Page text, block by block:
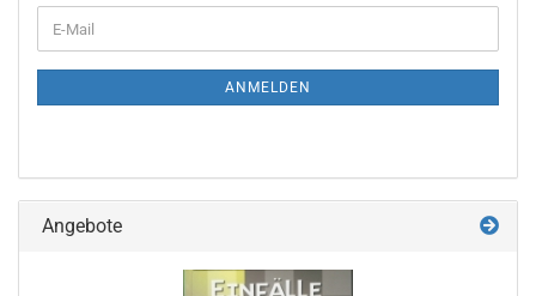
ZUR
E-
Mail
ANMELDEN
Angebote